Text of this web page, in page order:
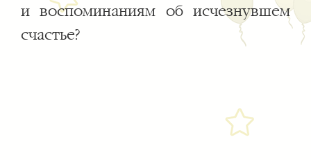
и воспоминаниям об исчезнувшем
счастье?